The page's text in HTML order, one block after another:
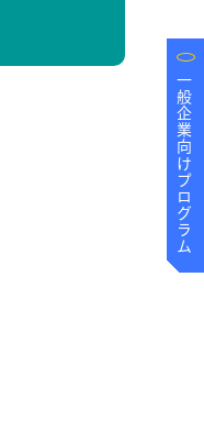
一般企業向けプログラム